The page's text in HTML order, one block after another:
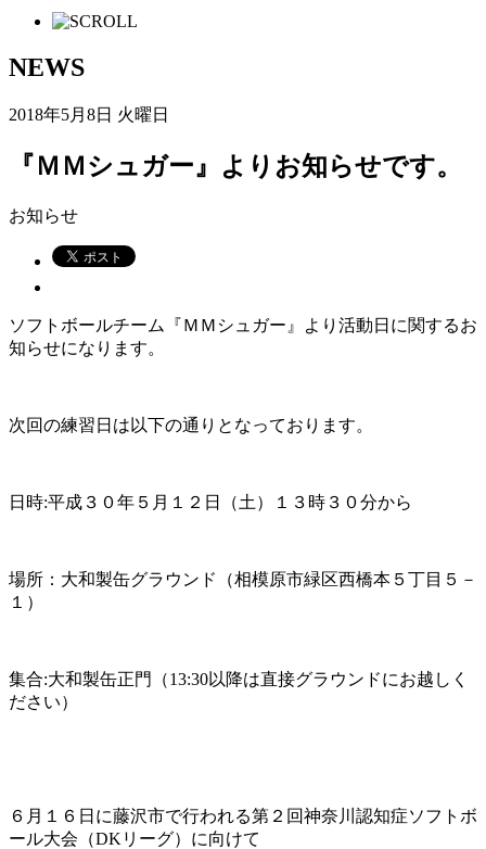
NEWS
2018年5月8日 火曜日
『ＭＭシュガー』よりお知らせです。
お知らせ
ソフトボールチーム『ＭＭシュガー』より活動日に関するお
知らせになります。
次回の練習日は以下の通りとなっております。
日時:平成３０年５月１２日（土）１３時３０分から
場所：大和製缶グラウンド（相模原市緑区西橋本５丁目５－
１）
集合:大和製缶正門（13:30以降は直接グラウンドにお越しく
ださい）
６月１６日に藤沢市で行われる第２回神奈川認知症ソフトボ
ール大会（DK リーグ）に向けて